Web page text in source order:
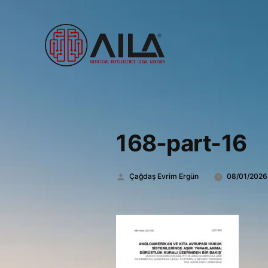
168-part-16
Gönderen:
Çağdaş Evrim Ergün 08/01/2026